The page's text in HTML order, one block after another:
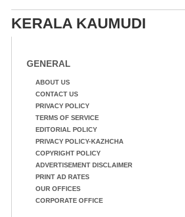
KERALA KAUMUDI
GENERAL
ABOUT US
CONTACT US
PRIVACY POLICY
TERMS OF SERVICE
EDITORIAL POLICY
PRIVACY POLICY-KAZHCHA
COPYRIGHT POLICY
ADVERTISEMENT DISCLAIMER
PRINT AD RATES
OUR OFFICES
CORPORATE OFFICE